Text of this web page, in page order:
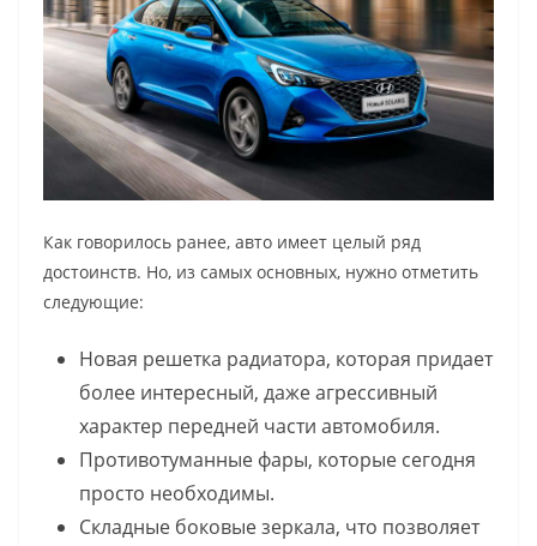
Как говорилось ранее, авто имеет целый ряд
достоинств. Но, из самых основных, нужно отметить
следующие:
Новая решетка радиатора, которая придает
более интересный, даже агрессивный
характер передней части автомобиля.
Противотуманные фары, которые сегодня
просто необходимы.
Складные боковые зеркала, что позволяет